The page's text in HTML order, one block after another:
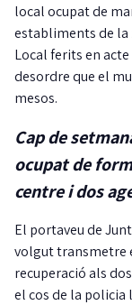
local ocupat de
establiments de la
Local ferits en
desordre que el
mesos.
Cap de
ocupat de
centre i dos
El portaveu de
volgut transmetre
recuperació als
el cos de la policia